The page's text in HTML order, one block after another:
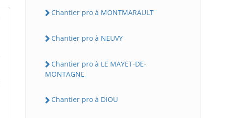
Chantier pro à MONTMARAULT
Chantier pro à NEUVY
Chantier pro à LE MAYET-DE-
MONTAGNE
Chantier pro à DIOU